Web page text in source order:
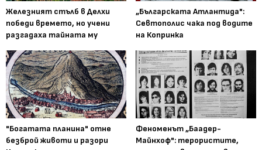
Железният стълб в Делхи
победи времето, но учени
разгадаха тайната му
„Българската Атлантида":
Севтополис чака под водите
на Копринка
"Богатата планина" отне
безброй животи и разори
Феноменът „Баадер-
Майнхоф": терористите,